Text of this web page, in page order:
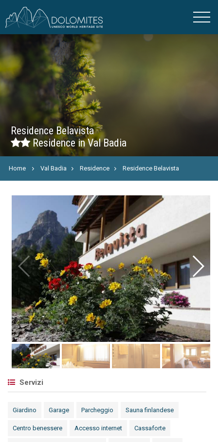
Residence Belavista
Residence in Val Badia
Home Val Badia Residence Residence Belavista
Servizi
Giardino Garage Parcheggio Sauna finlandese
Centro benessere Accesso internet Cassaforte